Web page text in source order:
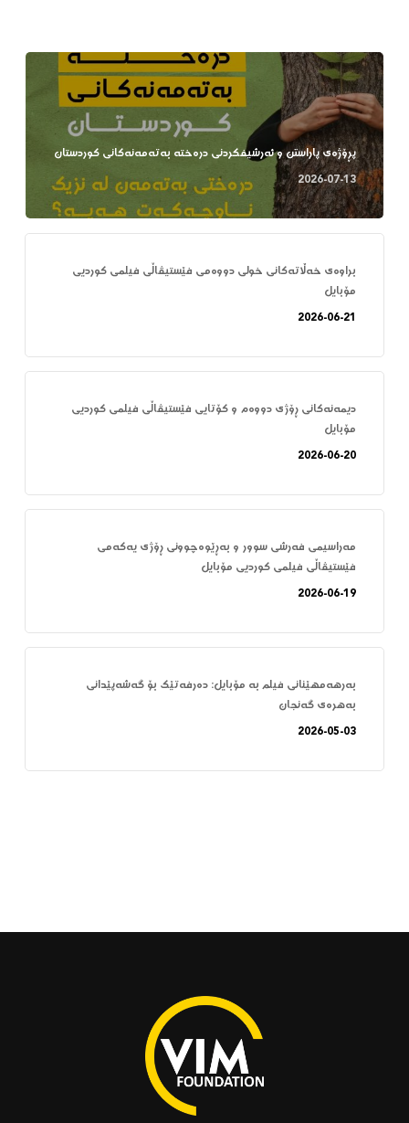
پڕۆژەی پاراستن و ئەرشیفکردنی درەختە بەتەمەنەکانی کوردستان
2026-07-13
براوەی خەڵاتەکانی خولی دووەمی فێستیڤاڵی فیلمی کوردیی
مۆبایل
2026-06-21
دیمەنەکانی ڕۆژی دووەم و کۆتایی فێستیڤاڵی فیلمی کوردیی
مۆبایل
2026-06-20
مەراسیمی فەرشی سوور و بەڕێوەچوونی ڕۆژی یەکەمی
فێستیڤاڵی فیلمی کوردیی مۆبایل
2026-06-19
بەرهەمهێنانی فیلم بە مۆبایل: دەرفەتێک بۆ گەشەپێدانی
بەهرەی گەنجان
2026-05-03